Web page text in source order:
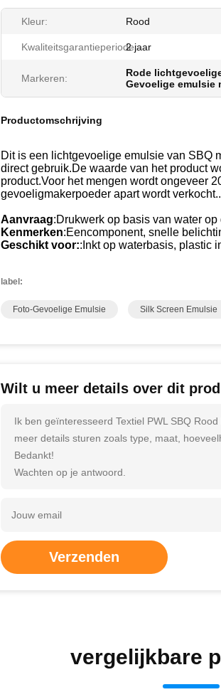
Kleur: Rood
Kwaliteitsgarantieperiode:2 jaar
Markeren: Rode
Gevoelige emulsie
Productomschrijving
Dit is een lichtgevoelige emulsie van SBQ
direct gebruik.De waarde van het product
product.Voor het mengen wordt ongeveer
gevoeligmakerpoeder apart wordt verkocht..
Aanvraag:Drukwerk op basis van water
Kenmerken:Eencomponent, snelle
Geschikt voor::Inkt op waterbasis, plastic
label:
Foto-Gevoelige Emulsie Silk Screen Emulsie
Wilt u meer details over dit
Ik ben geïnteresseerd Textiel PWL SBQ
meer details sturen zoals type, maat,
Bedankt!
Wachten op je antwoord.
Verzenden
vergelijkbare